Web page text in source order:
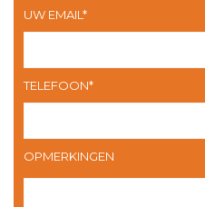
UW EMAIL*
TELEFOON*
OPMERKINGEN